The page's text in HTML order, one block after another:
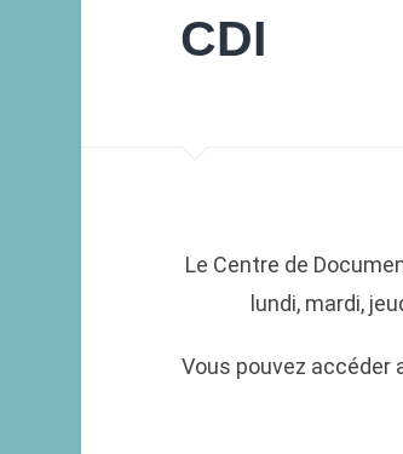
CDI
Le Centre de
lundi, mardi,
Vous pouvez accéder